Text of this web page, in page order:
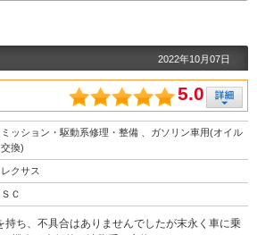
2022年10月07日
5.0
ミッション・駆動系修理・整備 、ガソリン車用(オイル
交換)
レクサス
ＳＣ
持ち、不具合はありませんでしたが末永く車に乗